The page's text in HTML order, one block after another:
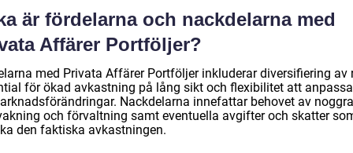
är fördelarna och nackdelarna med
Affärer Portföljer?
med Privata Affärer Portföljer inkluderar diversifiering av
för ökad avkastning på lång sikt och flexibilitet att
Nackdelarna innefattar behovet av
och förvaltning samt eventuella avgifter och skatter
den faktiska avkastningen.